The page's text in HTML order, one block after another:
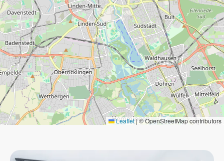
Leaflet|© OpenStreetMap contributors